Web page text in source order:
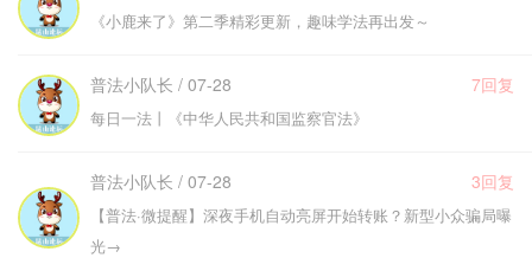
《小鹿来了》第二季精彩更新，趣味学法再出发～
普法小队长 / 07-28 7回复
每日一法丨《中华人民共和国监察官法》
普法小队长 / 07-28 3回复
【普法·微提醒】深夜手机自动亮屏开始转账？新型小众骗局曝
光→